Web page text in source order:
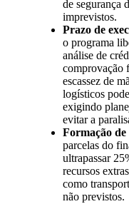
de segurança
imprevistos.
Prazo de
o programa
análise de
comprovação
escassez de
logísticos
exigindo
evitar a
Formação de
parcelas do
ultrapassar
recursos
como
não previstos.